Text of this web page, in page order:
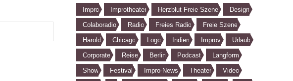
Impro Improtheater Herzblut Freie Szene Design
Colaboradio Radio Freies Radio Freie Szene
Harold Chicago Logo Indien Improv Urlaub
Corporate Reise Berlin Podcast Langform
Show Festival Impro-News Theater Video